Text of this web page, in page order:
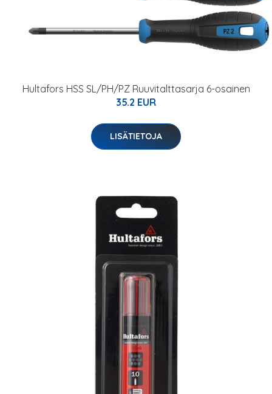
Hultafors HSS SL/PH/PZ Ruuvitalttasarja 6-osainen
35.2 EUR
LISÄTIETOJA